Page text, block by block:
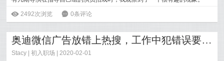
ė 2492次浏览 6 0条评论
奥迪微信广告放错上热搜，工作中犯错误要扣员工钱吗？
Stacy |初入职场
| 2020-02-01